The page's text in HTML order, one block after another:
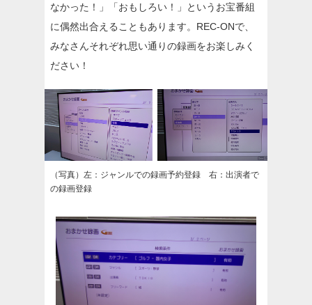
なかった！」「おもしろい！」というお宝番組
に偶然出合えることもあります。REC-ONで、
みなさんそれぞれ思い通りの録画をお楽しみく
ださい！
（写真）左：ジャンルでの録画予約登録 右：出演者で
の録画登録